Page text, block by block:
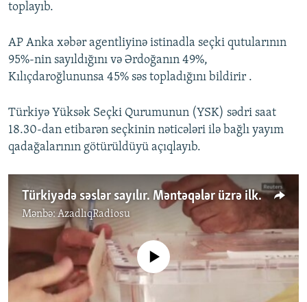
toplayıb.
AP Anka xəbər agentliyinə istinadla seçki qutularının
95%-nin sayıldığını və Ərdoğanın 49%,
Kılıçdaroğlununsa 45% səs topladığını bildirir .
Türkiyə Yüksək Seçki Qurumunun (YSK) sədri saat
18.30-dan etibarən seçkinin nəticələri ilə bağlı yayım
qadağalarının götürüldüyü açıqlayıb.
Türkiyədə səslər sayılır. Məntəqələr üzrə ilkin nəticələr açıqlanır
Mənbə:AzadlıqRadiosu
No media source currently available